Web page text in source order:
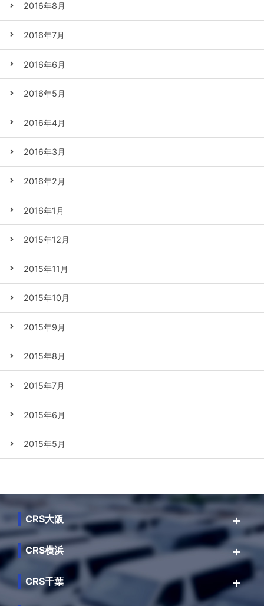
2016年8月
2016年7月
2016年6月
2016年5月
2016年4月
2016年3月
2016年2月
2016年1月
2015年12月
2015年11月
2015年10月
2015年9月
2015年8月
2015年7月
2015年6月
2015年5月
CRS大阪
CRS横浜
CRS千葉